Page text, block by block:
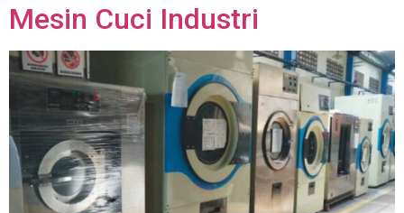
Mesin Cuci Industri